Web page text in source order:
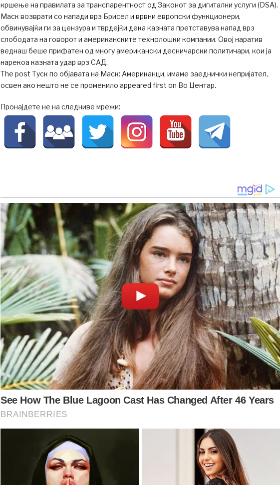
кршење на правилата за транспарентност од Законот за дигитални услуги (DSA).
Маск возврати со напади врз Брисел и врвни европски функционери,
обвинувајќи ги за цензура и тврдејќи дека казната претставува напад врз
слободата на говорот и американските технолошки компании. Овој наратив
веднаш беше прифатен од многу американски десничарски политичари, кои ја
нарекоа казната удар врз САД.
The post Туск по објавата на Маск: Американци, имаме заеднички непријател,
освен ако нешто не се променило appeared first on Во Центар.
Пронајдете не на следниве мрежи: